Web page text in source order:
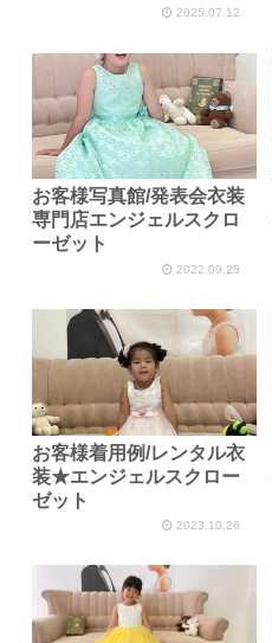
2025.07.12
お客様写真館/発表会衣装
専門店エンジェルスクロ
ーゼット
2022.09.25
お客様着用例/レンタル衣
装★エンジェルスクロー
ゼット
2023.10.26